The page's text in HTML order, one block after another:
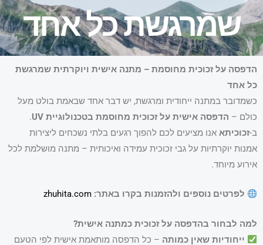
שמרגשת כל אחד
הדפסה על זכוכית מחוסמת – מתנה אישית ויוקרתית שמרגשת
כל אחד
כשמדובר במתנה ייחודית ומרגשת, יש דבר אחד שבאמת בולט מעל
כולם – הדפסה אישית על זכוכית מחוסמת בטכנולוגיית UV
.
ב-זכוכיתא אנו מציעים לכם להפוך רגעים בלתי נשכחים ליצירות
אמנות יוקרתיות על גבי זכוכית עמידה ואיכותית – מתנה מושלמת לכל
אירוע מיוחד.
לפרטים נוספים ולהזמנות בקרו באתר: zhuhita.com
למה לבחור בהדפסה על זכוכית כמתנה אישית?
ייחודיות שאין כמותה – כל הדפסה מותאמת אישית לפי הטעם